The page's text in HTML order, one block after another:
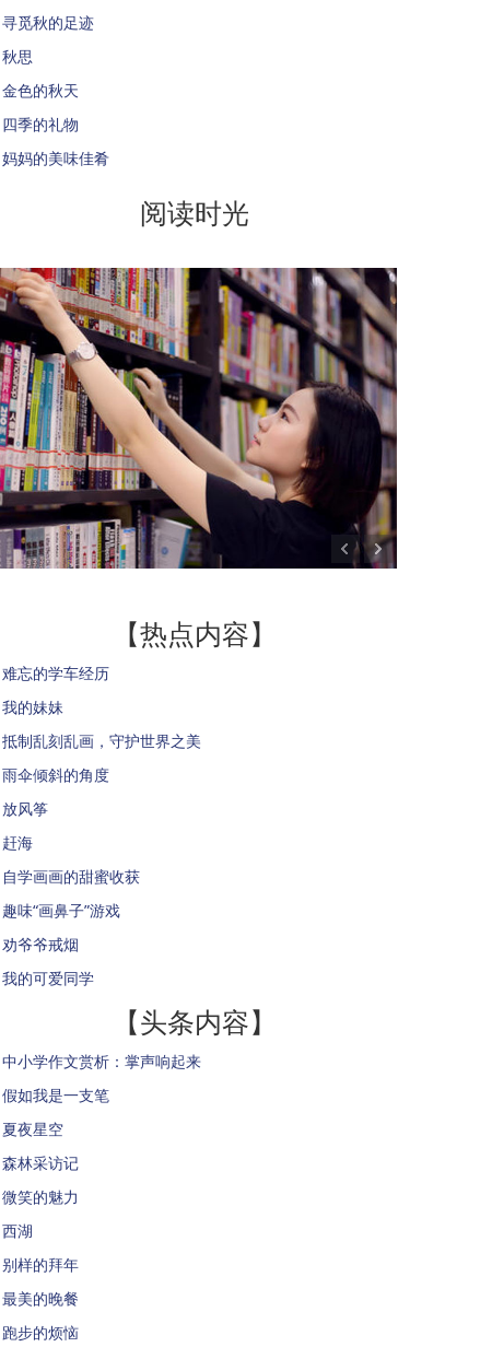
寻觅秋的足迹
秋思
金色的秋天
四季的礼物
妈妈的美味佳肴
阅读时光
【热点内容】
难忘的学车经历
我的妹妹
抵制乱刻乱画，守护世界之美
雨伞倾斜的角度
放风筝
赶海
自学画画的甜蜜收获
趣味“画鼻子”游戏
劝爷爷戒烟
我的可爱同学
【头条内容】
中小学作文赏析：掌声响起来
假如我是一支笔
夏夜星空
森林采访记
微笑的魅力
西湖
别样的拜年
最美的晚餐
跑步的烦恼